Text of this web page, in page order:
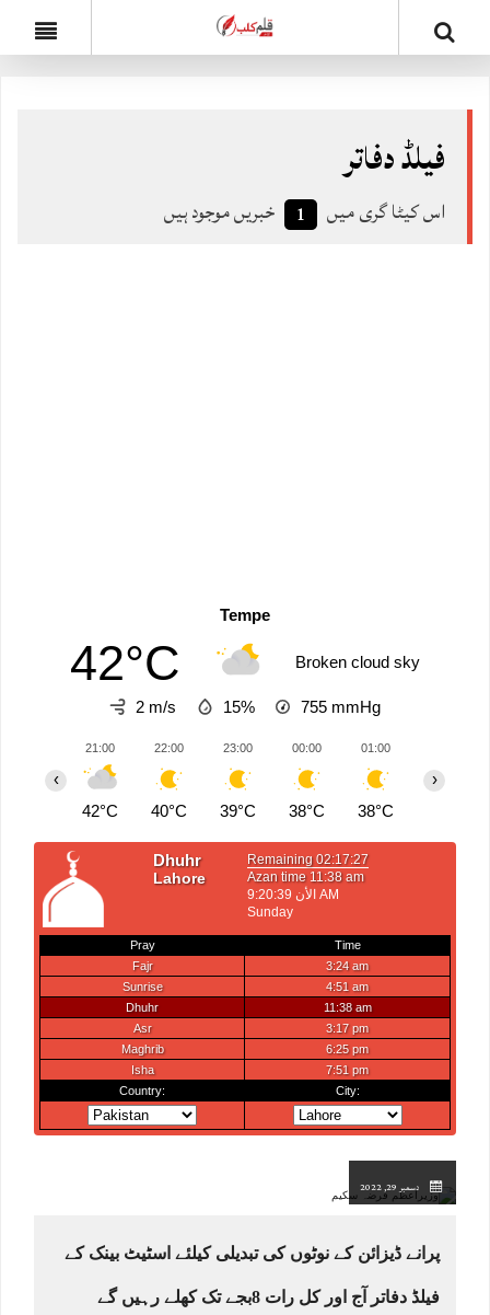
فیلڈ دفاتر
اس کیٹا گری میں 1 خبریں موجود ہیں
Tempe
42°C Broken cloud sky
2 m/s 15% 755 mmHg
21:00
42°C
22:00
40°C
23:00
39°C
00:00
38°C
01:00
38°C
‹ ›
دسمبر 29, 2022
پرانے ڈیزائن کے نوٹوں کی تبدیلی کیلئے اسٹیٹ بینک کے
فیلڈ دفاتر آج اور کل رات 8بجے تک کھلے رہیں گے